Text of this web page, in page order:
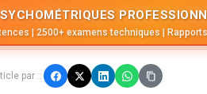
| 2500+ examens techniques |
par ::